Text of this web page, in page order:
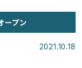
ープン
2021.10.18